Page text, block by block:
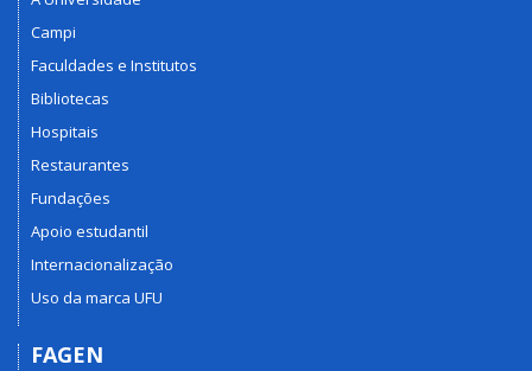
Campi
Faculdades e Institutos
Bibliotecas
Hospitais
Restaurantes
Fundações
Apoio estudantil
Internacionalização
Uso da marca UFU
FAGEN